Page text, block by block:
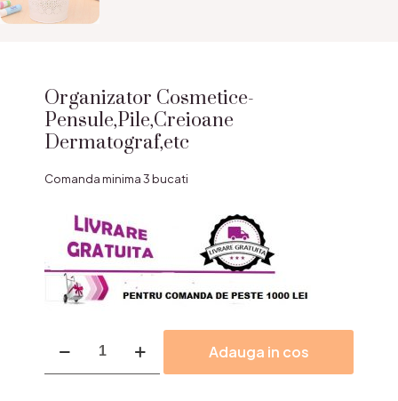
Organizator Cosmetice-
Pensule,Pile,Creioane
Dermatograf,etc
Comanda minima 3 bucati
Organizator
Adauga in cos